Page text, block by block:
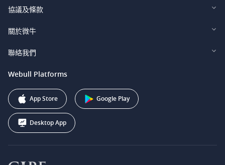
Webull Financial LLC (US)
Webull Securities South Africa (Pty) Ltd.
Webull Securities (Australia) Pty. Ltd.
Webull Corporation
協議及條款
Legal and Disclosures
關於微牛
投資者關係
聯絡我們
support@webull.ca
+1 (888) 228-0958
Webull Platforms
App Store Google Play
Desktop App